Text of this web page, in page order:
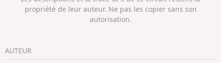
propriété de leur auteur. Ne pas les copier sans son
autorisation.
AUTEUR